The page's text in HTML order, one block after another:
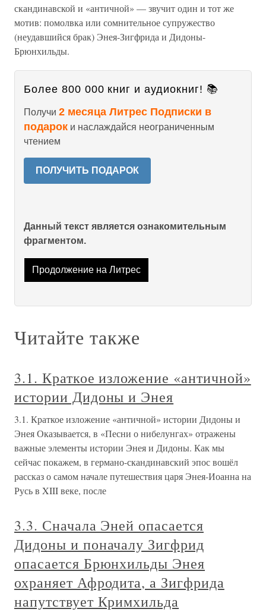
скандинавской и «античной» — звучит один и тот же
мотив: помолвка или сомнительное супружество
(неудавшийся брак) Энея-Зигфрида и Дидоны-
Брюнхильды.
Более 800 000 книг и аудиокниг! 📚
Получи 2 месяца Литрес Подписки в
подарок и наслаждайся неограниченным
чтением
ПОЛУЧИТЬ ПОДАРОК
Данный текст является ознакомительным
фрагментом.
Продолжение на Литрес
Читайте также
3.1. Краткое изложение «античной»
истории Дидоны и Энея
3.1. Краткое изложение «античной» истории Дидоны и
Энея Оказывается, в «Песни о нибелунгах» отражены
важные элементы истории Энея и Дидоны. Как мы
сейчас покажем, в германо-скандинавский эпос вошёл
рассказ о самом начале путешествия царя Энея-Иоанна на
Русь в XIII веке, после
3.3. Сначала Эней опасается
Дидоны и поначалу Зигфрид
опасается Брюнхильды Энея
охраняет Афродита, а Зигфрида
напутствует Кримхильда